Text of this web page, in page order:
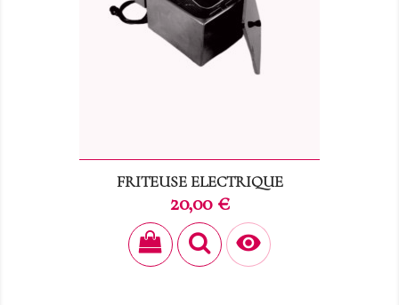
FRITEUSE ELECTRIQUE
Prix
20,00 €
